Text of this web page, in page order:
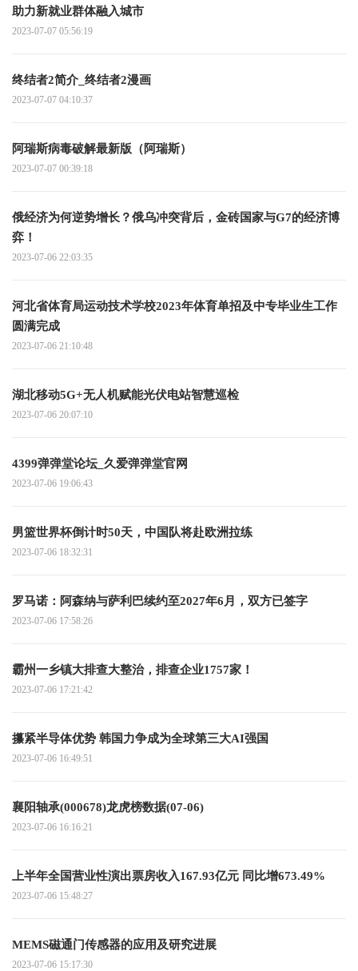
助力新就业群体融入城市
2023-07-07 05:56:19
终结者2简介_终结者2漫画
2023-07-07 04:10:37
阿瑞斯病毒破解最新版（阿瑞斯）
2023-07-07 00:39:18
俄经济为何逆势增长？俄乌冲突背后，金砖国家与G7的经济博
弈！
2023-07-06 22:03:35
河北省体育局运动技术学校2023年体育单招及中专毕业生工作
圆满完成
2023-07-06 21:10:48
湖北移动5G+无人机赋能光伏电站智慧巡检
2023-07-06 20:07:10
4399弹弹堂论坛_久爱弹弹堂官网
2023-07-06 19:06:43
男篮世界杯倒计时50天，中国队将赴欧洲拉练
2023-07-06 18:32:31
罗马诺：阿森纳与萨利巴续约至2027年6月，双方已签字
2023-07-06 17:58:26
霸州一乡镇大排查大整治，排查企业1757家！
2023-07-06 17:21:42
攥紧半导体优势 韩国力争成为全球第三大AI强国
2023-07-06 16:49:51
襄阳轴承(000678)龙虎榜数据(07-06)
2023-07-06 16:16:21
上半年全国营业性演出票房收入167.93亿元 同比增673.49%
2023-07-06 15:48:27
MEMS磁通门传感器的应用及研究进展
2023-07-06 15:17:30